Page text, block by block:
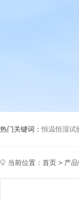
热门关键词：恒温恒湿试验
当前位置： 首页 > 产